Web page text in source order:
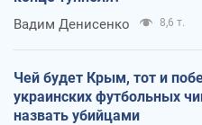
Вадим Денисенко 8,6 т.
Чей будет Крым, тот и
украинских футбольных
назвать убийцами